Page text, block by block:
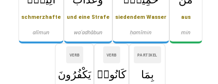
aus
min
siedendem Wasser
ḥamīmin
und eine Strafe
waʿadhābun
schmerzhafte
alīmun
PARTIKEL
بِمَا
VERB
كَانُوا۟
VERB
يَكْفُرُونَ